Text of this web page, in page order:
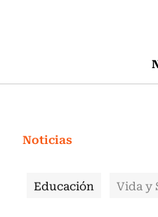
Noticias
Educación Vida y